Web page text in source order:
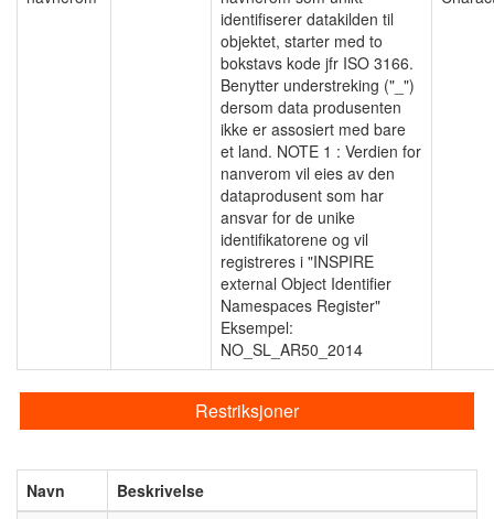
identifiserer datakilden til
objektet, starter med to
bokstavs kode jfr ISO 3166.
Benytter understreking ("_")
dersom data produsenten
ikke er assosiert med bare
et land. NOTE 1 : Verdien for
nanverom vil eies av den
dataprodusent som har
ansvar for de unike
identifikatorene og vil
registreres i "INSPIRE
external Object Identifier
Namespaces Register"
Eksempel:
NO_SL_AR50_2014
Restriksjoner
Navn
Beskrivelse